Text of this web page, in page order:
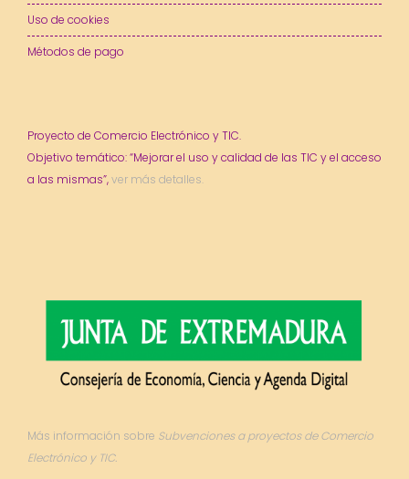
Uso de cookies
Métodos de pago
Proyecto de Comercio Electrónico y TIC.
Objetivo temático: “Mejorar el uso y calidad de las TIC y el acceso
a las mismas”,ver más detalles.
Más información sobre Subvenciones a proyectos de Comercio
Electrónico y TIC.